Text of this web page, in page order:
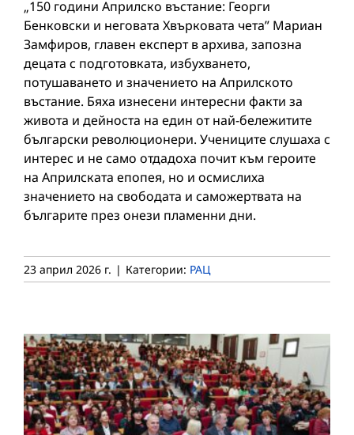
„150 години Априлско въстание: Георги
Бенковски и неговата Хвърковата чета” Мариан
Замфиров, главен експерт в архива, запозна
децата с подготовката, избухването,
потушаването и значението на Априлското
въстание. Бяха изнесени интересни факти за
живота и дейноста на един от най-бележитите
български революционери. Учениците слушаха с
интерес и не само отдадоха почит към героите
на Априлската епопея, но и осмислиха
значението на свободата и саможертвата на
българите през онези пламенни дни.
23 април 2026 г. | Категории: РАЦ